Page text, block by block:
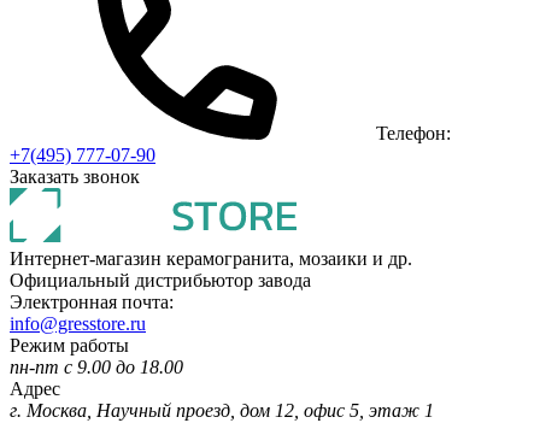
Телефон:
+7(495) 777-07-90
Заказать звонок
Интернет-магазин керамогранита, мозаики и др.
Официальный дистрибьютор завода
Электронная почта:
info@gresstore.ru
Режим работы
пн-пт с 9.00 до 18.00
Адрес
г. Москва, Научный проезд, дом 12, офис 5, этаж 1